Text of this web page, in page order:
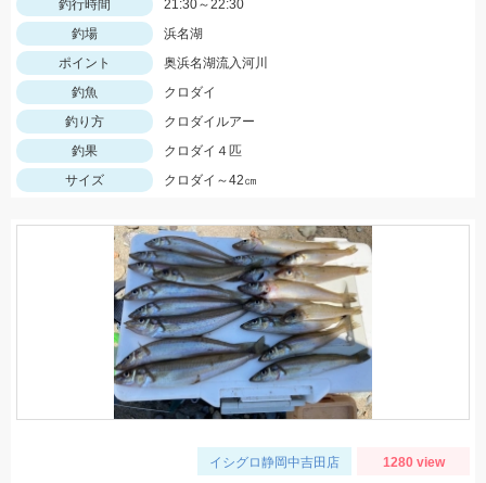
釣行時間
21:30～22:30
釣場
浜名湖
ポイント
奥浜名湖流入河川
釣魚
クロダイ
釣り方
クロダイルアー
釣果
クロダイ４匹
サイズ
クロダイ～42㎝
イシグロ静岡中吉田店 1280 view